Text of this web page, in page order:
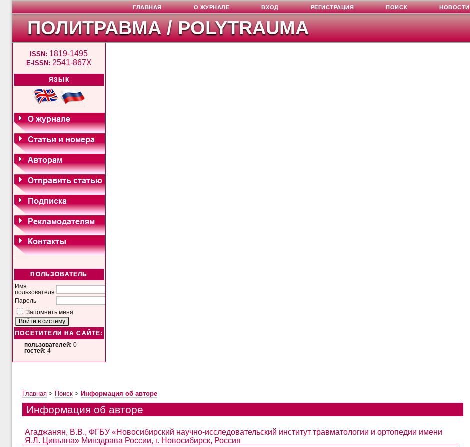
ПОЛИТРАВМА / POLYTRAUMA
ISSN: 1819-1495
E-ISSN: 2541-867X
ЯЗЫК
ПОЛЬЗОВАТЕЛЬ
Имя
пользователя
Пароль
Запомнить меня
ПОСЕТИТЕЛИ НА САЙТЕ:
пользователей: 0
гостей: 4
ГЛАВНАЯ О ЖУРНАЛЕ ВХОД РЕГИСТРАЦИЯ ПОИСК НОВОСТИ
Главная> Поиск> Информация об авторе
Информация об авторе
Агаджанян, В.В., ФГБУ «Новосибирский научно-исследовательский институт травматологии и ортопедии имени
Я.Л. Цивьяна» Минздрава России, г. Новосибирск, Россия